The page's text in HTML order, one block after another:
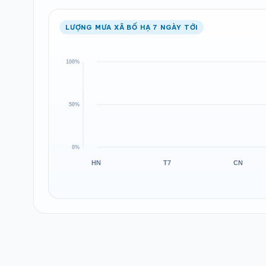
LƯỢNG MƯA XÃ BỐ HẠ 7 NGÀY TỚI